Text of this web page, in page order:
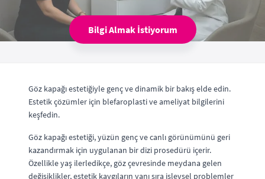
Bilgi Almak İstiyorum
Göz kapağı estetiğiyle genç ve dinamik bir bakış elde edin.
Estetik çözümler için blefaroplasti ve ameliyat bilgilerini
keşfedin.
Göz kapağı estetiği, yüzün genç ve canlı görünümünü geri
kazandırmak için uygulanan bir dizi prosedürü içerir.
Özellikle yaş ilerledikçe, göz çevresinde meydana gelen
değişiklikler, estetik kaygıların yanı sıra işlevsel problemler